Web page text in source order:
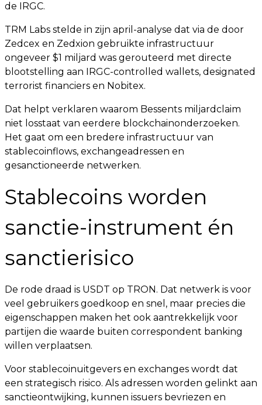
de IRGC.
TRM Labs stelde in zijn april-analyse dat via de door
Zedcex en Zedxion gebruikte infrastructuur
ongeveer $1 miljard was gerouteerd met directe
blootstelling aan IRGC-controlled wallets, designated
terrorist financiers en Nobitex.
Dat helpt verklaren waarom Bessents miljardclaim
niet losstaat van eerdere blockchainonderzoeken.
Het gaat om een bredere infrastructuur van
stablecoinflows, exchangeadressen en
gesanctioneerde netwerken.
Stablecoins worden
sanctie-instrument én
sanctierisico
De rode draad is USDT op TRON. Dat netwerk is voor
veel gebruikers goedkoop en snel, maar precies die
eigenschappen maken het ook aantrekkelijk voor
partijen die waarde buiten correspondent banking
willen verplaatsen.
Voor stablecoinuitgevers en exchanges wordt dat
een strategisch risico. Als adressen worden gelinkt aan
sanctieontwijking, kunnen issuers bevriezen en